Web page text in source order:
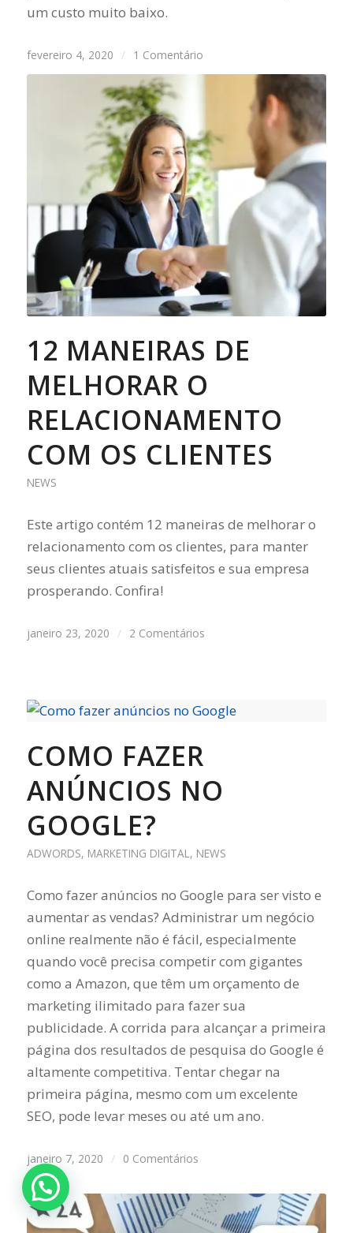
um custo muito baixo.
fevereiro 4, 2020 / 1 Comentário
12 MANEIRAS DE
MELHORAR O
RELACIONAMENTO
COM OS CLIENTES
NEWS
Este artigo contém 12 maneiras de melhorar o
relacionamento com os clientes, para manter
seus clientes atuais satisfeitos e sua empresa
prosperando. Confira!
janeiro 23, 2020 / 2 Comentários
COMO FAZER
ANÚNCIOS NO
GOOGLE?
ADWORDS, MARKETING DIGITAL, NEWS
Como fazer anúncios no Google para ser visto e
aumentar as vendas? Administrar um negócio
online realmente não é fácil, especialmente
quando você precisa competir com gigantes
como a Amazon, que têm um orçamento de
marketing ilimitado para fazer sua
publicidade. A corrida para alcançar a primeira
página dos resultados de pesquisa do Google é
altamente competitiva. Tentar chegar na
primeira página, mesmo com um excelente
SEO, pode levar meses ou até um ano.
janeiro 7, 2020 / 0 Comentários